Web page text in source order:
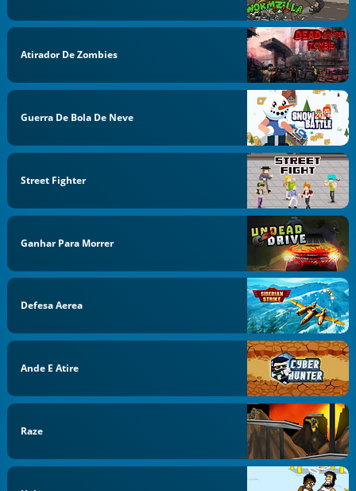
Atirador De Zombies
Guerra De Bola De Neve
Street Fighter
Ganhar Para Morrer
Defesa Aerea
Ande E Atire
Raze